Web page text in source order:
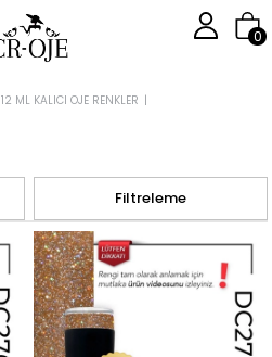
0
12 ML KALICI OJE RENKLER
Filtreleme